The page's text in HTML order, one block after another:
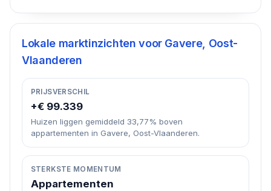
Lokale marktinzichten voor Gavere, Oost-
Vlaanderen
PRIJSVERSCHIL
+€ 99.339
Huizen liggen gemiddeld 33,77% boven
appartementen in Gavere, Oost-Vlaanderen.
STERKSTE MOMENTUM
Appartementen